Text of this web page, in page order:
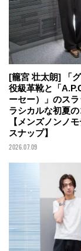
[籠宮 壮太朗] 「
役級革靴と「
ーセー）」のス
ラシカルな初夏
【メンズノンノ
スナップ】
2026.07.09